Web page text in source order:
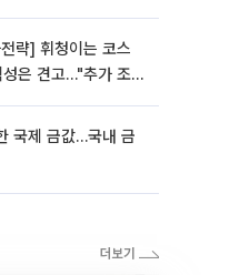
략] 휘청이는 코스
은 견고…"추가 조정
국제 금값…국내 금